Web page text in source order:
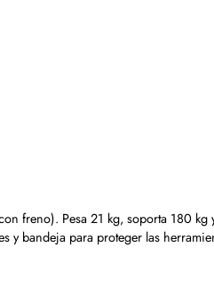
freno). Pesa 21 kg, soporta 180 kg
y bandeja para proteger las